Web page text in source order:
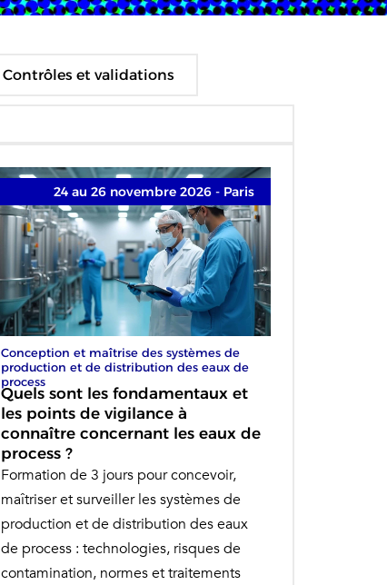
Contrôles et validations
24 au 26 novembre 2026 - Paris
Conception et maîtrise des systèmes de
production et de distribution des eaux de
process
Quels sont les fondamentaux et
les points de vigilance à
connaître concernant les eaux de
process ?
Formation de 3 jours pour concevoir,
maîtriser et surveiller les systèmes de
production et de distribution des eaux
de process : technologies, risques de
contamination, normes et traitements